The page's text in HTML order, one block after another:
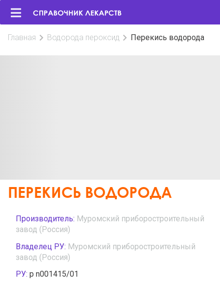
Главная Водорода пероксид Перекись водорода
ПЕРЕКИСЬ ВОДОРОДА
Производитель: Муромский приборостроительный
завод (Россия)
Владелец РУ: Муромский приборостроительный
завод (Россия)
РУ: р n001415/01